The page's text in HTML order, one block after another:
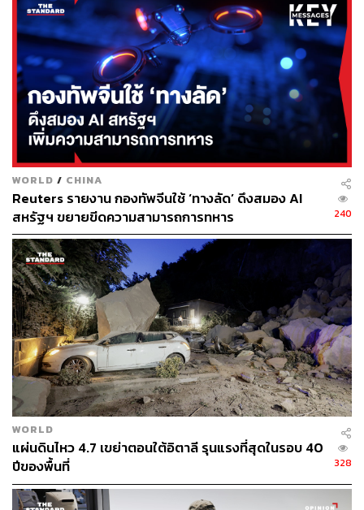
WORLD / CHINA
Reuters รายงาน กองทัพจีนใช้ ‘ทางลัด’ ดึงสมอง AI
สหรัฐฯ ขยายขีดความสามารถการทหาร
240
WORLD
แผ่นดินไหว 4.7 เขย่าตอนใต้อิตาลี รุนแรงที่สุดในรอบ 40
ปีของพื้นที่
328